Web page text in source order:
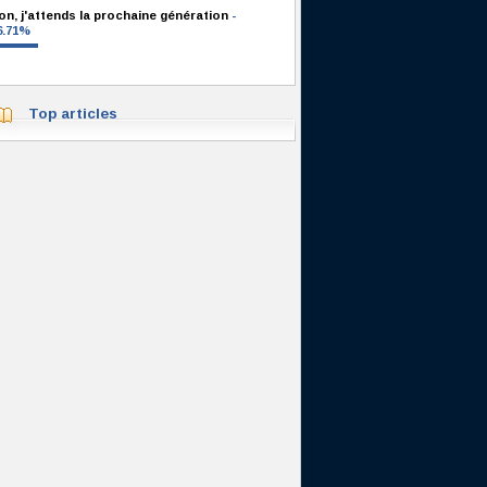
j'attends la prochaine génération -
Top articles